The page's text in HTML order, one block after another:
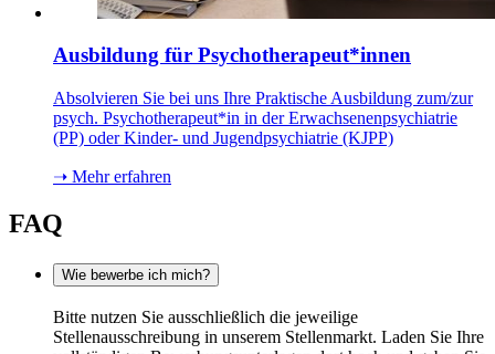
Ausbildung für Psychotherapeut*innen
Absolvieren Sie bei uns Ihre Praktische Ausbildung zum/zur
psych. Psychotherapeut*in in der Erwachsenenpsychiatrie
(PP) oder Kinder- und Jugendpsychiatrie (KJPP)
➝ Mehr erfahren
FAQ
Wie bewerbe ich mich?
Bitte nutzen Sie ausschließlich die jeweilige
Stellenausschreibung in unserem Stellenmarkt. Laden Sie Ihre